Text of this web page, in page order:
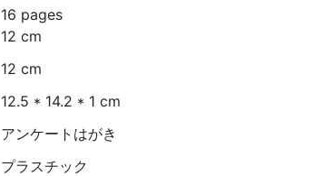
16 pages
12 cm
12 cm
12.5 * 14.2 * 1 cm
アンケートはがき
プラスチック